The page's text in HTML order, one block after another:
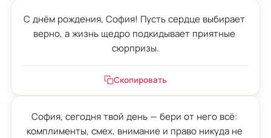
С днём рождения, София! Пусть сердце выбирает
верно, а жизнь щедро подкидывает приятные
сюрпризы.
Скопировать
София, сегодня твой день — бери от него всё:
комплименты, смех, внимание и право никуда не